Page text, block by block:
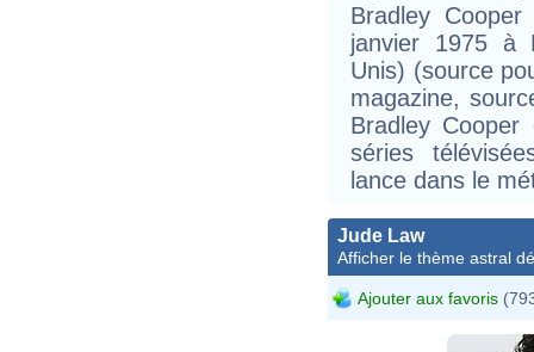
Bradley
janvier 1975 à
Unis) (source
magazine,
Bradley
séries
lance dans le
Jude Law
Afficher le thème astral
Ajouter aux favoris